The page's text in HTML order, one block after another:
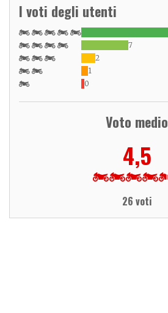
I voti degli utenti
7
2
1
0
Voto medio
4,5
26 voti